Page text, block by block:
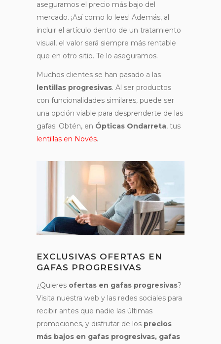
aseguramos el precio más bajo del
mercado. ¡Así como lo lees! Además, al
incluir el artículo dentro de un tratamiento
visual, el valor será siempre más rentable
que en otro sitio. Te lo aseguramos.
Muchos clientes se han pasado a las
lentillas progresivas. Al ser productos
con funcionalidades similares, puede ser
una opción viable para desprenderte de las
gafas. Obtén, en Ópticas Ondarreta, tus
lentillas en Novés.
EXCLUSIVAS OFERTAS EN
GAFAS PROGRESIVAS
¿Quieres ofertas en gafas progresivas?
Visita nuestra web y las redes sociales para
recibir antes que nadie las últimas
promociones, y disfrutar de los precios
más bajos en gafas progresivas, gafas